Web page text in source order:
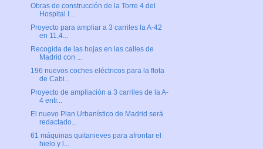
Obras de construcción de la Torre 4 del
Hospital I...
Proyecto para ampliar a 3 carriles la A-42
en 11,4...
Recogida de las hojas en las calles de
Madrid con ...
196 nuevos coches eléctricos para la flota
de Cabi...
Proyecto de ampliación a 3 carriles de la A-
4 entr...
El nuevo Plan Urbanístico de Madrid será
redactado...
61 máquinas quitanieves para afrontar el
hielo y l...